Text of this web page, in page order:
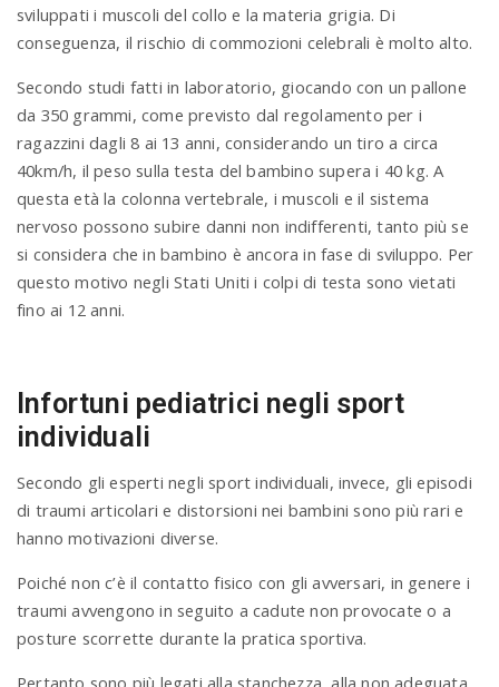
sviluppati i muscoli del collo e la materia grigia. Di
conseguenza, il rischio di commozioni celebrali è molto alto.
Secondo studi fatti in laboratorio, giocando con un pallone
da 350 grammi, come previsto dal regolamento per i
ragazzini dagli 8 ai 13 anni, considerando un tiro a circa
40km/h, il peso sulla testa del bambino supera i 40 kg. A
questa età la colonna vertebrale, i muscoli e il sistema
nervoso possono subire danni non indifferenti, tanto più se
si considera che in bambino è ancora in fase di sviluppo. Per
questo motivo negli Stati Uniti i colpi di testa sono vietati
fino ai 12 anni.
Infortuni pediatrici negli sport
individuali
Secondo gli esperti negli sport individuali, invece, gli episodi
di traumi articolari e distorsioni nei bambini sono più rari e
hanno motivazioni diverse.
Poiché non c’è il contatto fisico con gli avversari, in genere i
traumi avvengono in seguito a cadute non provocate o a
posture scorrette durante la pratica sportiva.
Pertanto sono più legati alla stanchezza, alla non adeguata